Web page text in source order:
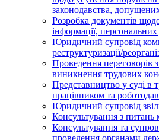
законодавства,
Розробка документів
інформації,
Юридичний супровід
реструктуризації/
Проведення переговорів
виникнення трудових
Представництво у суді в
працівником та
Юридичний супровід
Консультування з питань
Консультування та